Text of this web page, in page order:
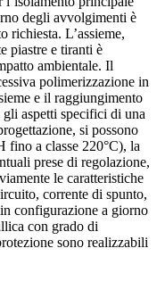
degli avvolgimenti è
richiesta. L’assieme,
piastre e tiranti è
ambientale. Il
polimerizzazione in
e il raggiungimento
gli aspetti specifici di una
si possono
fino a classe 220°C), la
prese di regolazione,
le caratteristiche
corrente di spunto,
configurazione a giorno
con grado di
sono realizzabili